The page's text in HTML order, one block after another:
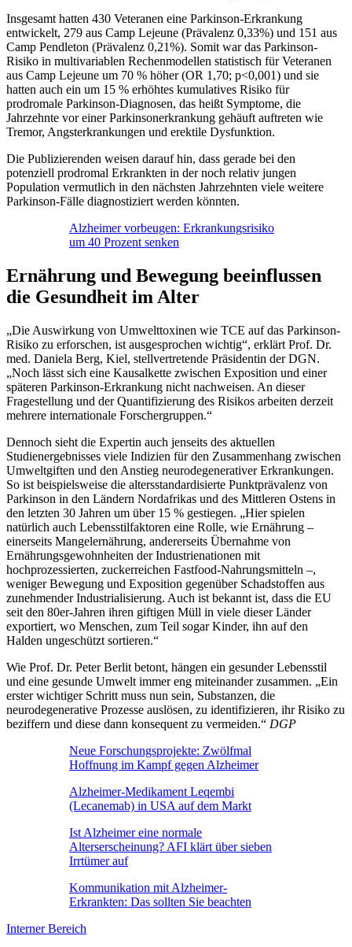
Insgesamt hatten 430 Veteranen eine Parkinson-Erkrankung
entwickelt, 279 aus Camp Lejeune (Prävalenz 0,33%) und 151 aus
Camp Pendleton (Prävalenz 0,21%). Somit war das Parkinson-
Risiko in multivariablen Rechenmodellen statistisch für Veteranen
aus Camp Lejeune um 70 % höher (OR 1,70; p<0,001) und sie
hatten auch ein um 15 % erhöhtes kumulatives Risiko für
prodromale Parkinson-Diagnosen, das heißt Symptome, die
Jahrzehnte vor einer Parkinsonerkrankung gehäuft auftreten wie
Tremor, Angsterkrankungen und erektile Dysfunktion.
Die Publizierenden weisen darauf hin, dass gerade bei den
potenziell prodromal Erkrankten in der noch relativ jungen
Population vermutlich in den nächsten Jahrzehnten viele weitere
Parkinson-Fälle diagnostiziert werden könnten.
Alzheimer vorbeugen: Erkrankungsrisiko
um 40 Prozent senken
Ernährung und Bewegung beeinflussen
die Gesundheit im Alter
„Die Auswirkung von Umwelttoxinen wie TCE auf das Parkinson-
Risiko zu erforschen, ist ausgesprochen wichtig“, erklärt Prof. Dr.
med. Daniela Berg, Kiel, stellvertretende Präsidentin der DGN.
„Noch lässt sich eine Kausalkette zwischen Exposition und einer
späteren Parkinson-Erkrankung nicht nachweisen. An dieser
Fragestellung und der Quantifizierung des Risikos arbeiten derzeit
mehrere internationale Forschergruppen.“
Dennoch sieht die Expertin auch jenseits des aktuellen
Studienergebnisses viele Indizien für den Zusammenhang zwischen
Umweltgiften und den Anstieg neurodegenerativer Erkrankungen.
So ist beispielsweise die altersstandardisierte Punktprävalenz von
Parkinson in den Ländern Nordafrikas und des Mittleren Ostens in
den letzten 30 Jahren um über 15 % gestiegen. „Hier spielen
natürlich auch Lebensstilfaktoren eine Rolle, wie Ernährung –
einerseits Mangelernährung, andererseits Übernahme von
Ernährungsgewohnheiten der Industrienationen mit
hochprozessierten, zuckerreichen Fastfood-Nahrungsmitteln –,
weniger Bewegung und Exposition gegenüber Schadstoffen aus
zunehmender Industrialisierung. Auch ist bekannt ist, dass die EU
seit den 80er-Jahren ihren giftigen Müll in viele dieser Länder
exportiert, wo Menschen, zum Teil sogar Kinder, ihn auf den
Halden ungeschützt sortieren.“
Wie Prof. Dr. Peter Berlit betont, hängen ein gesunder Lebensstil
und eine gesunde Umwelt immer eng miteinander zusammen. „Ein
erster wichtiger Schritt muss nun sein, Substanzen, die
neurodegenerative Prozesse auslösen, zu identifizieren, ihr Risiko zu
beziffern und diese dann konsequent zu vermeiden.“ DGP
Neue Forschungsprojekte: Zwölfmal
Hoffnung im Kampf gegen Alzheimer
Alzheimer-Medikament Leqembi
(Lecanemab) in USA auf dem Markt
Ist Alzheimer eine normale
Alterserscheinung? AFI klärt über sieben
Irrtümer auf
Kommunikation mit Alzheimer-
Erkrankten: Das sollten Sie beachten
Interner Bereich